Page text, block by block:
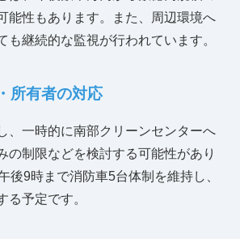
能性もあります。また、周辺環境へ
も継続的な監視が行われています。
所有者の対応
、一時的に南部クリーンセンターへ
の制限などを検討する可能性があり
後9時まで消防車5台体制を維持し、
る予定です。